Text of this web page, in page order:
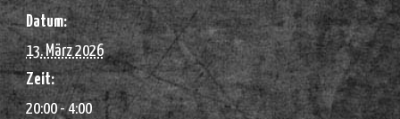
Datum:
13. März 2026
Zeit:
20:00 - 4:00